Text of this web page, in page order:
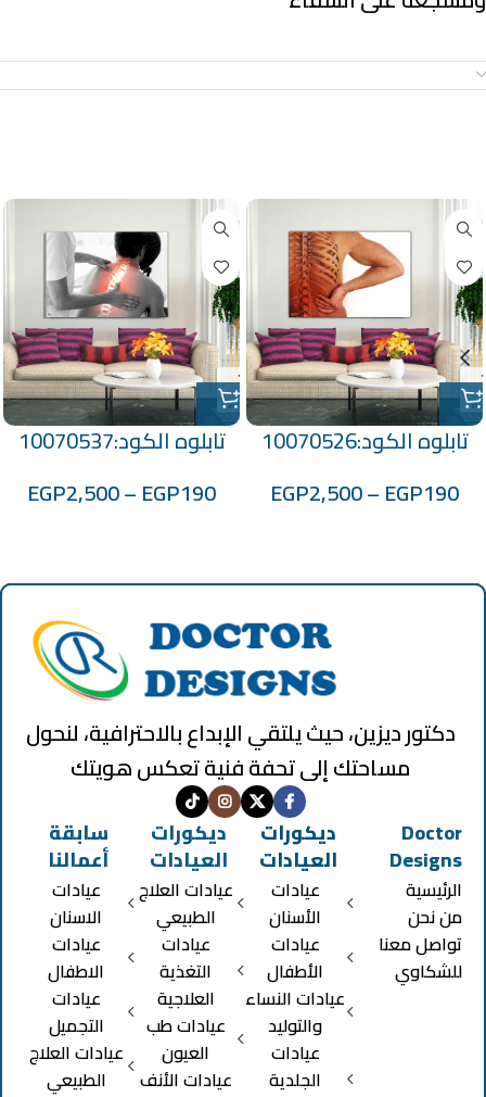
تابلوه الكود:10070526
EGP190
–
EGP2,500
تابلوه الكود:10070537
EGP190
–
EGP2,500
دكتور ديزين، حيث يلتقي الإبداع بالاحترافية، لنحول
مساحتك إلى تحفة فنية تعكس هويتك
Doctor
Designs
الرئيسية
من نحن
تواصل معنا
للشكاوي
ديكورات
العيادات
عيادات
الأسنان
عيادات
الأطفال
عيادات النساء
والتوليد
عيادات
الجلدية
ديكورات
العيادات
عيادات العلاج
الطبيعي
عيادات
التغذية
العلاجية
عيادات طب
العيون
عيادات الأنف
سابقة
أعمالنا
عيادات
الاسنان
عيادات
الاطفال
عيادات
التجميل
عيادات العلاج
الطبيعي